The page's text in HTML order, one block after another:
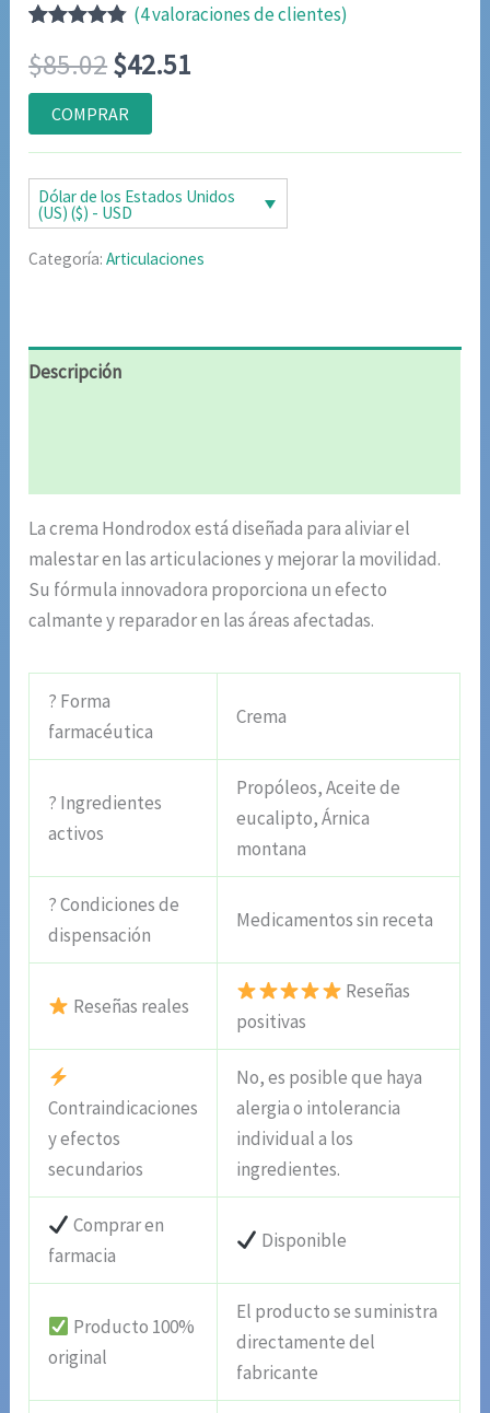
con4.75de
5 en base
a
valoraciones
de clientes
(4valoraciones de clientes)
$85.02El
precio
original
era:
$85.02.
$42.51
actual
es:
$42.51.
COMPRAR
Dólar de los Estados Unidos
(US) ($) - USD
Categoría:Articulaciones
Descripción
La crema Hondrodox está diseñada para aliviar el
malestar en las articulaciones y mejorar la movilidad.
Su fórmula innovadora proporciona un efecto
calmante y reparador en las áreas afectadas.
? Forma
farmacéutica
Crema
? Ingredientes
activos
Propóleos, Aceite de
eucalipto, Árnica
montana
? Condiciones de
dispensación
Medicamentos sin receta
Reseñas reales
Reseñas
positivas
Contraindicaciones
y efectos
secundarios
No, es posible que haya
alergia o intolerancia
individual a los
ingredientes.
Comprar en
farmacia
Disponible
Producto 100%
original
El producto se suministra
directamente del
fabricante